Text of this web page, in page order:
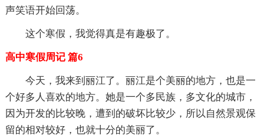
声笑语开始回荡。
这个寒假，我觉得真是有趣极了。
高中寒假周记 篇6
今天，我来到丽江了。丽江是个美丽的地方，也是一
个好多人喜欢的地方。她是一个多民族，多文化的城市，
因为开发的比较晚，遭到的破坏比较少，所以自然景观保
留的相对较好，也就十分的美丽了。